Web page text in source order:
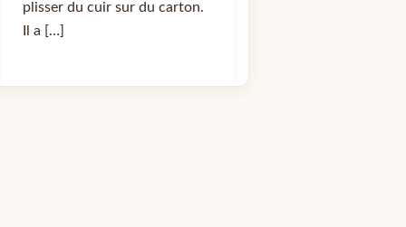
plisser du cuir sur du carton.
Il a […]